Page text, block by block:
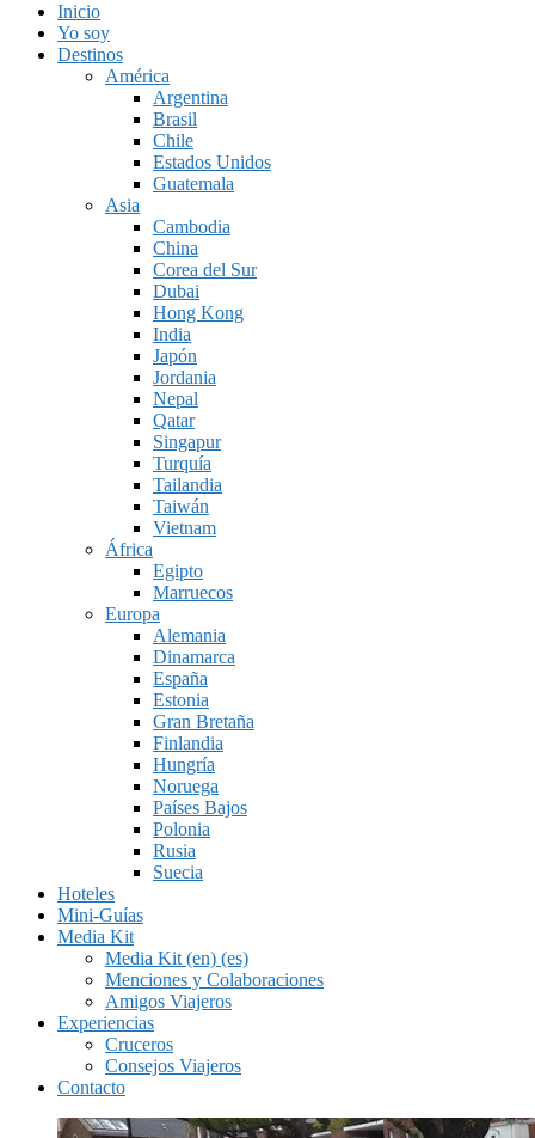
Inicio
Yo soy
Destinos
América
Argentina
Brasil
Chile
Estados Unidos
Guatemala
Asia
Cambodia
China
Corea del Sur
Dubai
Hong Kong
India
Japón
Jordania
Nepal
Qatar
Singapur
Turquía
Tailandia
Taiwán
Vietnam
África
Egipto
Marruecos
Europa
Alemania
Dinamarca
España
Estonia
Gran Bretaña
Finlandia
Hungría
Noruega
Países Bajos
Polonia
Rusia
Suecia
Hoteles
Mini-Guías
Media Kit
Media Kit (en) (es)
Menciones y Colaboraciones
Amigos Viajeros
Experiencias
Cruceros
Consejos Viajeros
Contacto